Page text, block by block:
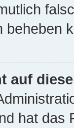
beheben
auf
hat das